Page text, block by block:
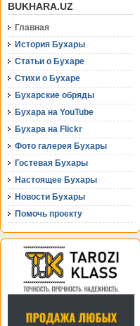
BUKHARA.UZ
Главная
История Бухары
Статьи о Бухаре
Стихи о Бухаре
Бухарские обряды
Бухара на YouTube
Бухара на Flickr
Фото галерея Бухары
Гостевая Бухары
Настоящее Бухары
Новости Бухары
Помочь проекту